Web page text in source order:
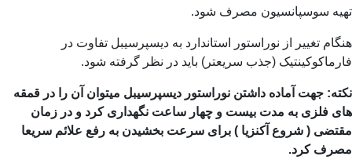
سوسپانسیون مصرف شود.
تغییر از نوراستور استاندارد به دیسپرسیبل تفاوت در
(جذب سریعتر) باید در نظر گرفته شود.
جهت آماده داشتن نوراستور دیسپرسیبل میتوان آن را در قمقه
فلزی به مدت بیست و چهار ساعت نگهداری کرد و در زمان
( شروع آکنزیا ) برای سرعت بخشیدن به رفع علائم سریعا
کرد.